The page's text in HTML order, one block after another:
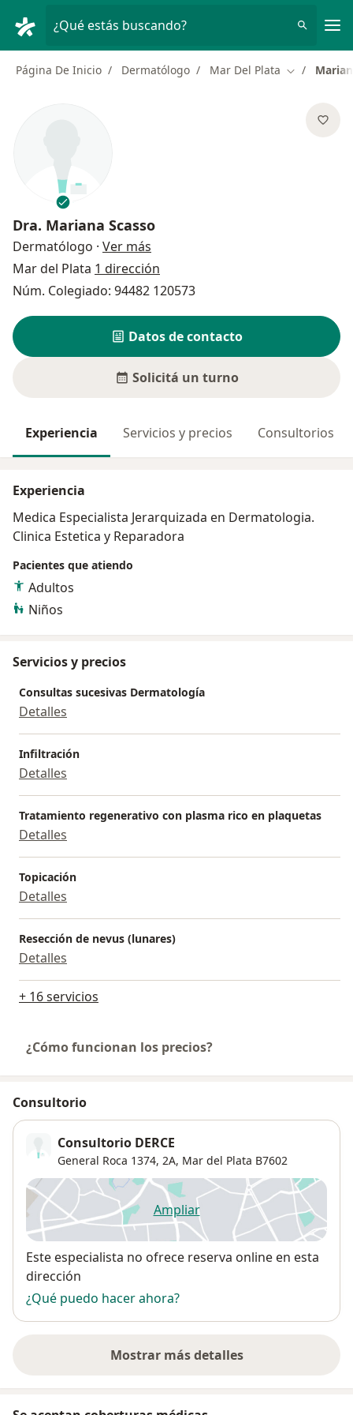
¿Qué estás buscando?
Página De Inicio Dermatólogo Mar Del Plata Cambiar de
Dra. Mariana Scasso
Dermatólogo · Ver más
Mar del Plata 1 dirección
Núm. Colegiado: 94482 120573
Datos de contacto
Solicitá un turno
Experiencia Servicios y precios Consultorios
Experiencia
Medica Especialista Jerarquizada en Dermatologia.
Clinica Estetica y Reparadora
Pacientes que atiendo
Adultos
Niños
Servicios y precios
Consultas sucesivas Dermatología
Detalles
Infiltración
Detalles
Tratamiento regenerativo con plasma rico en plaquetas
Detalles
Topicación
Detalles
Resección de nevus (lunares)
Detalles
+ 16 servicios
¿Cómo funcionan los precios?
Consultorio
Consultorio DERCE
General Roca 1374, 2A, Mar del Plata B7602
Ampliarse abre en una nueva
Disponibilidad
Este especialista no ofrece reserva online en esta
dirección
¿Qué puedo hacer ahora?
Mostrar más detalles
sobre la dirección